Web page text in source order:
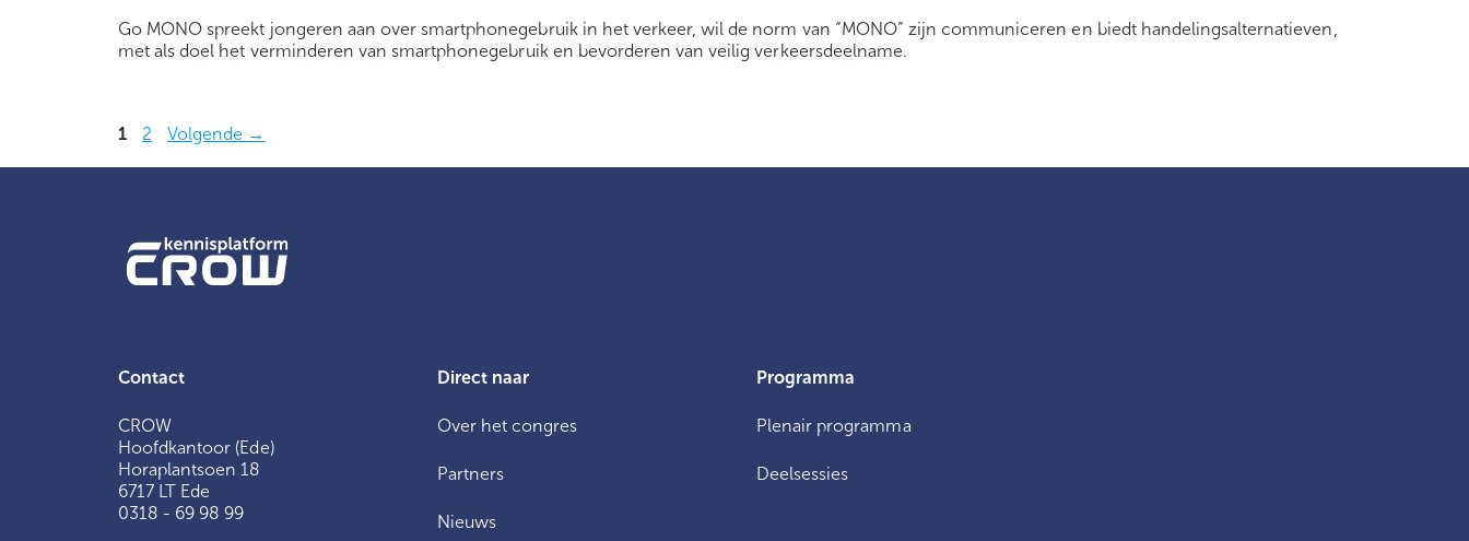
Go MONO spreekt jongeren aan over smartphonegebruik in het verkeer, wil de norm van “MONO” zijn communiceren en biedt handelingsalternatieven,
met als doel het verminderen van smartphonegebruik en bevorderen van veilig verkeersdeelname.
Pagina
1 Pagina
2 Volgende →
Contact
CROW
Hoofdkantoor (Ede)
Horaplantsoen 18
6717 LT Ede
0318 - 69 98 99
Direct naar
Over het congres
Partners
Nieuws
Programma
Plenair programma
Deelsessies